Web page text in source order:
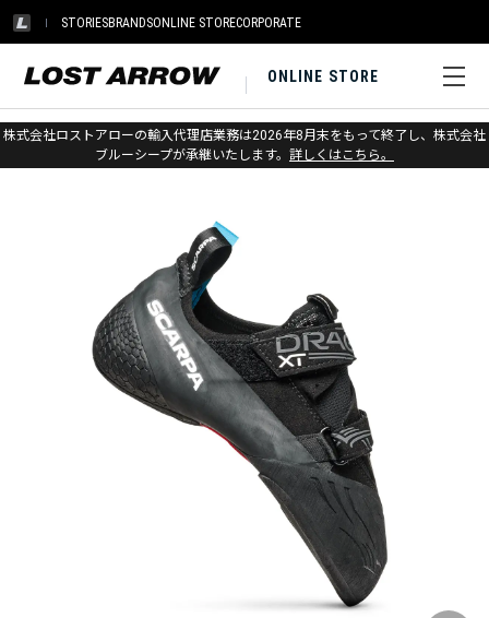
STORIESBRANDSONLINE STORECORPORATE
ONLINE STORE
株式会社ロストアローの輸入代理店業務は2026年8月末をもって終了し、株式会社
ブルーシープが承継いたします。 詳しくはこちら。
ホーム > スカルパ > クライミング